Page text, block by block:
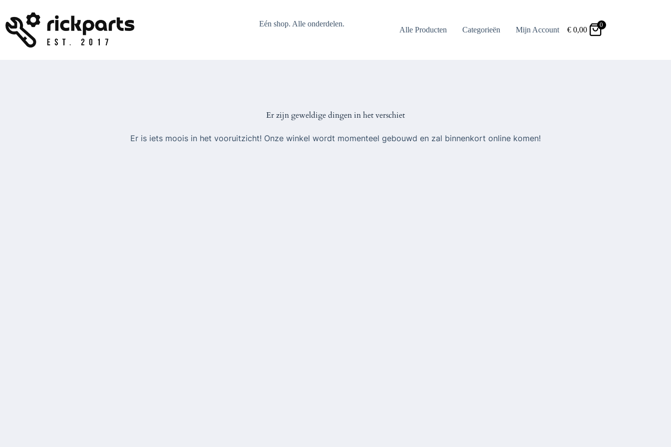
de
inhoud
Eén shop. Alle onderdelen.
Alle Producten Categorieën Mijn Account €0,00
0
Er zijn geweldige dingen in het verschiet
Er is iets moois in het vooruitzicht! Onze winkel wordt momenteel gebouwd en zal binnenkort online komen!